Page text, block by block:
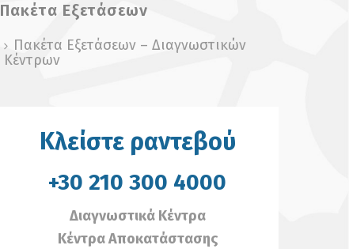
Πακέτα Εξετάσεων
Πακέτα Εξετάσεων – Διαγνωστικών
Κέντρων
Κλείστε ραντεβού
+30 210 300 4000
Διαγνωστικά Κέντρα
Κέντρα Αποκατάστασης